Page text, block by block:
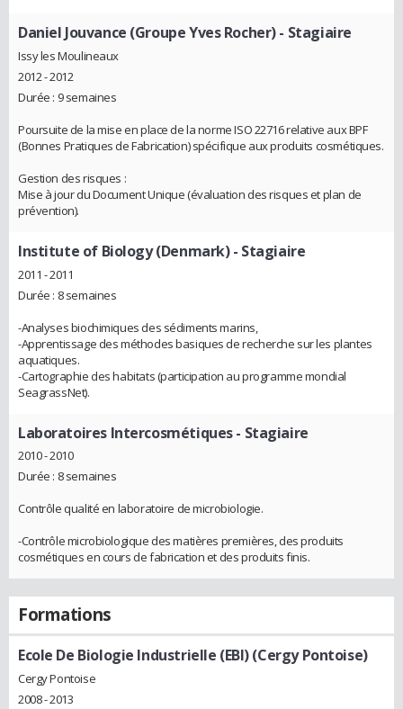
Daniel Jouvance (Groupe Yves Rocher)- Stagiaire
Issy les Moulineaux
2012 - 2012
Durée : 9 semaines
Poursuite de la mise en place de la norme ISO 22716 relative aux BPF
(Bonnes Pratiques de Fabrication) spécifique aux produits cosmétiques.
Gestion des risques :
Mise à jour du Document Unique (évaluation des risques et plan de
prévention).
Institute of Biology (Denmark)- Stagiaire
2011 - 2011
Durée : 8 semaines
-Analyses biochimiques des sédiments marins,
-Apprentissage des méthodes basiques de recherche sur les plantes
aquatiques.
-Cartographie des habitats (participation au programme mondial
SeagrassNet).
Laboratoires Intercosmétiques- Stagiaire
2010 - 2010
Durée : 8 semaines
Contrôle qualité en laboratoire de microbiologie.
-Contrôle microbiologique des matières premières, des produits
cosmétiques en cours de fabrication et des produits finis.
Formations
Ecole De Biologie Industrielle (EBI) (Cergy Pontoise)
Cergy Pontoise
2008 - 2013